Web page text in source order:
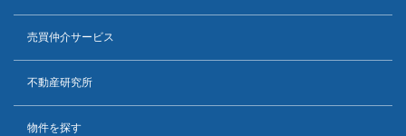
売買仲介サービス
不動産研究所
物件を探す